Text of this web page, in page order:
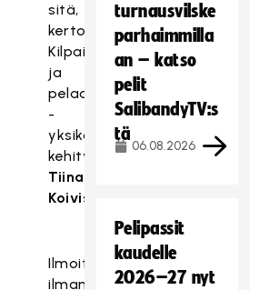
sitä,
kertoo
Kilpailu
ja
pelaaminen
-
yksikön
kehityspäällikkö
Tiina
Koivisto
Ilmoittautuminen
ilman
turnausvilske
parhaimmilla
an – katso
pelit
SalibandyTV:s
tä
06.08.2026
Pelipassit
kaudelle
2026–27 nyt